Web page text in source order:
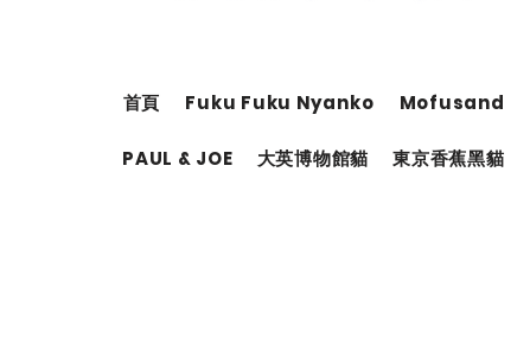
首頁 Fuku Fuku Nyanko Mofusand
PAUL & JOE 大英博物館貓 東京香蕉黑貓